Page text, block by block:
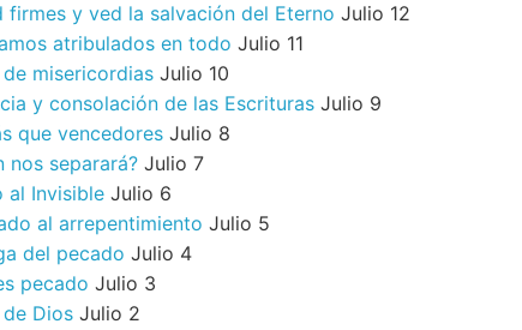
firmes y ved la salvación del Eterno Julio 12
atribulados en todo Julio 11
de misericordias Julio 10
y consolación de las Escrituras Julio 9
que vencedores Julio 8
nos separará? Julio 7
al Invisible Julio 6
al arrepentimiento Julio 5
del pecado Julio 4
pecado Julio 3
Dios Julio 2